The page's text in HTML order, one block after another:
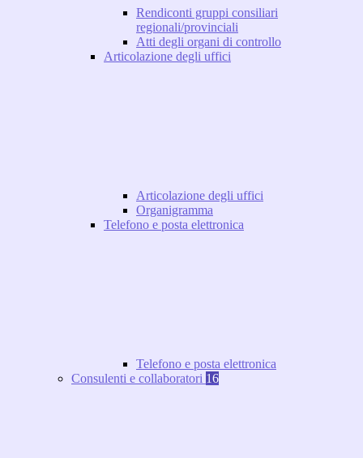
Rendiconti gruppi consiliari
regionali/provinciali
Atti degli organi di controllo
Articolazione degli uffici
Articolazione degli uffici
Organigramma
Telefono e posta elettronica
Telefono e posta elettronica
Consulenti e collaboratori 16